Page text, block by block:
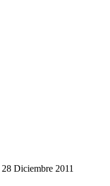
28 Diciembre 2011